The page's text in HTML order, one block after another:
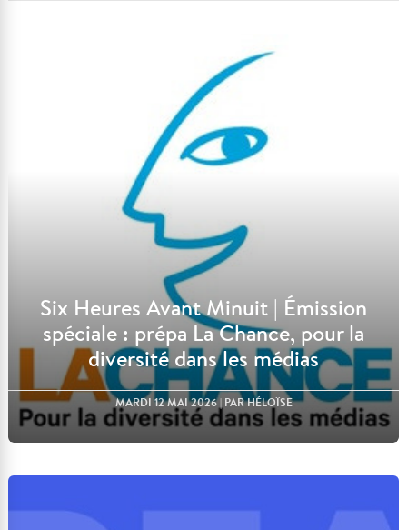
Six Heures Avant Minuit | Émission
spéciale : prépa La Chance, pour la
diversité dans les médias
MARDI 12 MAI 2026| PAR HÉLOÏSE